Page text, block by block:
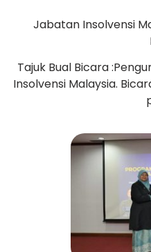
Jabatan Insolvensi
Tajuk Bual Bicara
Insolvensi Malaysia.